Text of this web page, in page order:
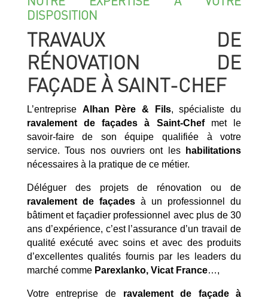
DISPOSITION
TRAVAUX DE
RÉNOVATION DE
FAÇADE À SAINT-CHEF
L’entreprise Alhan Père & Fils, spécialiste du
ravalement de façades à Saint-Chefmet le
savoir-faire de son équipe qualifiée à votre
service. Tous nos ouvriers ont les
habilitations
nécessaires à la pratique de ce métier.
Déléguer des projets de rénovation ou de
ravalement de façadesà un professionnel du
bâtiment et façadier professionnel avec plus de 30
ans d’expérience, c’est l’assurance d’un travail de
qualité exécuté avec soins et avec des produits
d’excellentes qualités fournis par les leaders du
marché comme Parexlanko, Vicat France…,
Votre entreprise de ravalement de façade à